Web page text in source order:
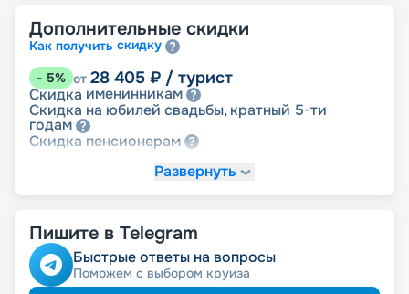
Дополнительные скидки
Как получить скидку
- 5% от 28 405 ₽ / турист
Скидка именинникам
Скидка на юбилей свадьбы, кратный 5-ти
годам
Скидка пенсионерам
Развернуть
Пишите в Telegram
Быстрые ответы на вопросы
Поможем с выбором круиза